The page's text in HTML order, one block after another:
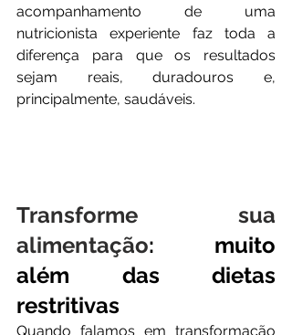
acompanhamento de uma
nutricionista experiente faz toda a
diferença para que os resultados
sejam reais, duradouros e,
principalmente, saudáveis.
Transforme sua
alimentação: muito
além das dietas
restritivas
Quando falamos em transformação